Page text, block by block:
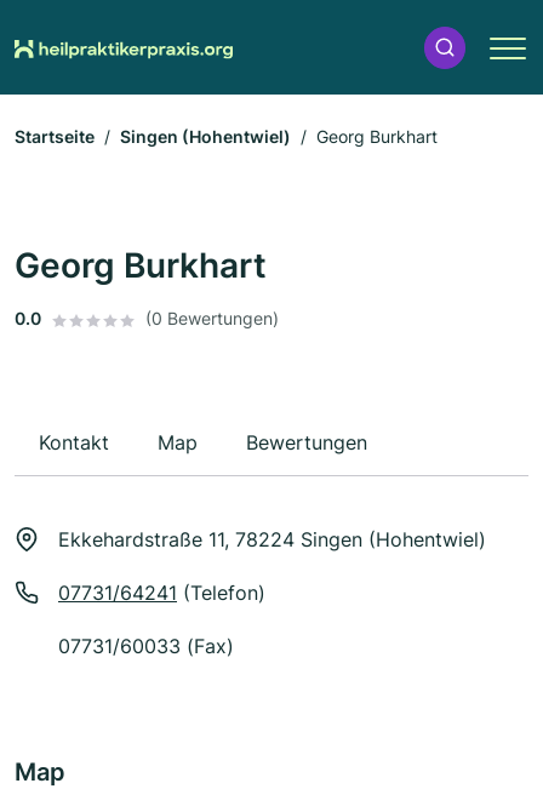
Startseite Singen (Hohentwiel) Georg Burkhart
Georg Burkhart
0.0 (0 Bewertungen)
Kontakt Map Bewertungen
Ekkehardstraße 11, 78224 Singen (Hohentwiel)
07731/64241 (Telefon)
07731/60033 (Fax)
Map